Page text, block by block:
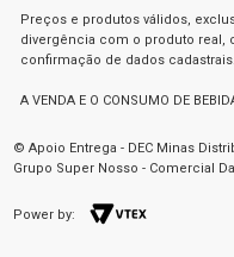
Preços e produtos válidos,
divergência com o produto real,
confirmação de dados cadastrais.
A VENDA E O CONSUMO DE
© Apoio Entrega - DEC Minas
Grupo Super Nosso - Comercial
Power by: